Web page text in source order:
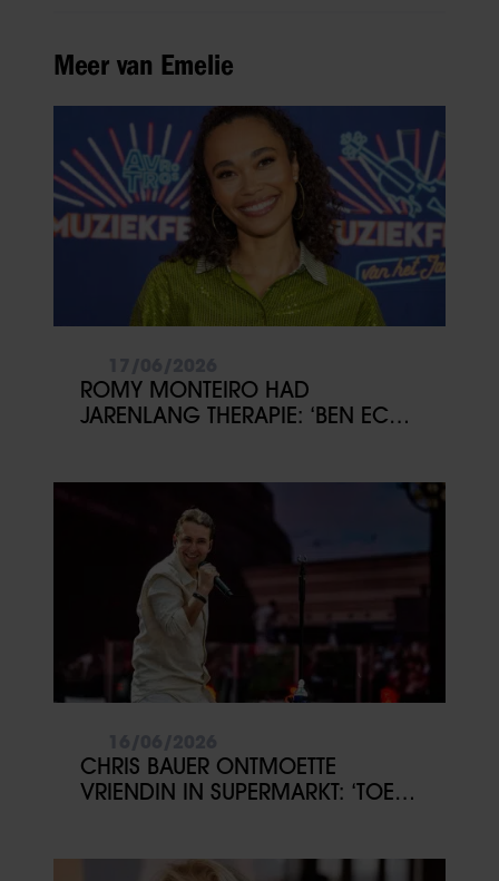
Meer van Emelie
ROMY MONTEIRO HAD
JARENLANG THERAPIE: ‘BEN ECHT
CHRIS BAUER ONTMOETTE
VRIENDIN IN SUPERMARKT: ‘TOEN